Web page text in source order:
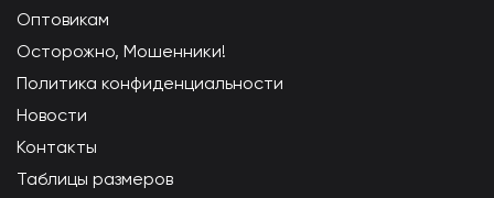
Оптовикам
Осторожно, Мошенники!
Политика конфиденциальности
Новости
Контакты
Таблицы размеров